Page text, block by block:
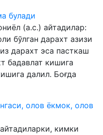
булади
(а.с.) айтадилар:
бўлган дарахт азизи
дарахт эса пасткаш
бадавлат кишига
далил. Боғда
олов ёкмок, олов
кимки